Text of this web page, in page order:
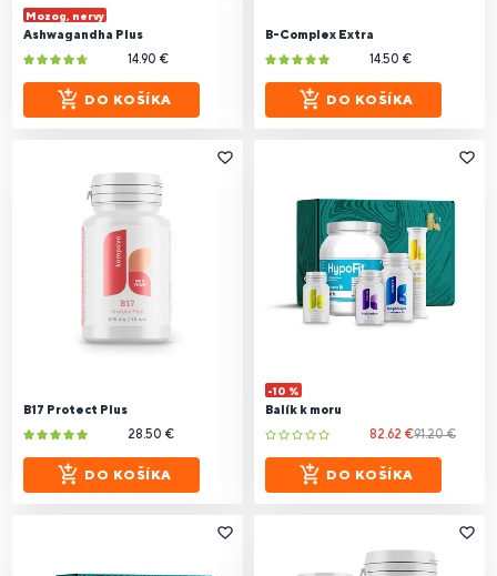
Mozog, nervy
Ashwagandha Plus
14.90 €
DO KOŠÍKA
B-Complex Extra
14.50 €
DO KOŠÍKA
B17 Protect Plus
28.50 €
DO KOŠÍKA
-10 %
Balík k moru
91.20 €
82.62 €
DO KOŠÍKA